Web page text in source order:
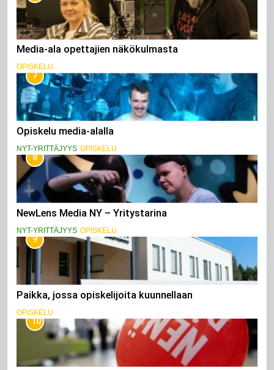
Media-ala opettajien näkökulmasta
OPISKELU
7
Opiskelu media-alalla
NYT-YRITTÄJYYS OPISKELU
8
NewLens Media NY – Yritystarina
NYT-YRITTÄJYYS OPISKELU
9
Paikka, jossa opiskelijoita kuunnellaan
OPISKELU
10